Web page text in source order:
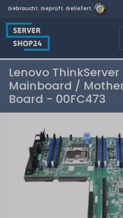
Gebraucht. Geprüft. Geliefert.
Lenovo ThinkServer
Mainboard /
Board - 00FC473